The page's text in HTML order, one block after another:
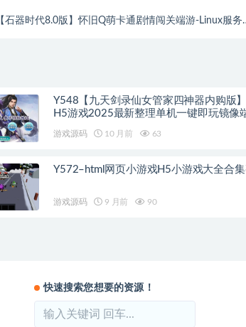
石器时代8.0版】怀旧Q萌卡通剧情闯关端游-Linux服务
Y548【九天剑录仙女管家四神器内购版
H5游戏2025最新整理单机一键即玩镜像
游戏源码 10 月前 63
Y572–html网页小游戏H5小游戏大全合
游戏源码 9 月前 90
快速搜索您想要的资源！